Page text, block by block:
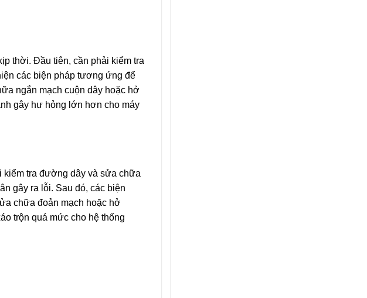
thời. Đầu tiên, cần phải kiểm tra
các biện pháp tương ứng để
ngắn mạch cuộn dây hoặc hở
gây hư hỏng lớn hơn cho máy
kiểm tra đường dây và sửa chữa
gây ra lỗi. Sau đó, các biện
chữa đoản mạch hoặc hở
trộn quá mức cho hệ thống